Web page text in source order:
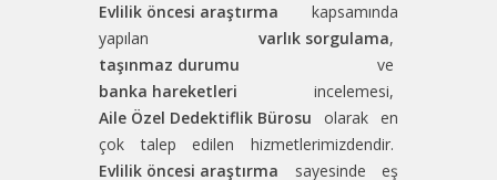
Evlilik öncesi araştırma kapsamında
yapılan varlık sorgulama,
taşınmaz durumu ve
banka hareketleri incelemesi,
Aile Özel Dedektiflik Bürosu olarak en
çok talep edilen hizmetlerimizdendir.
Evlilik öncesi araştırma sayesinde eş